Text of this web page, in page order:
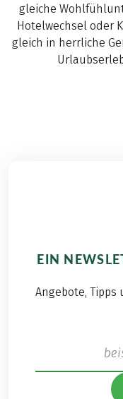
gleiche
Hotelwechsel oder
gleich in herrliche
EIN
Angebote,